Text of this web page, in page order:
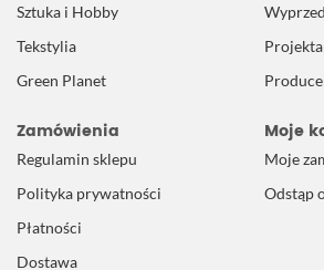
Sztuka i Hobby
Tekstylia
Green Planet
Zamówienia
Regulamin sklepu
Polityka prywatności
Płatności
Dostawa
Moje
Moje
Odstąp